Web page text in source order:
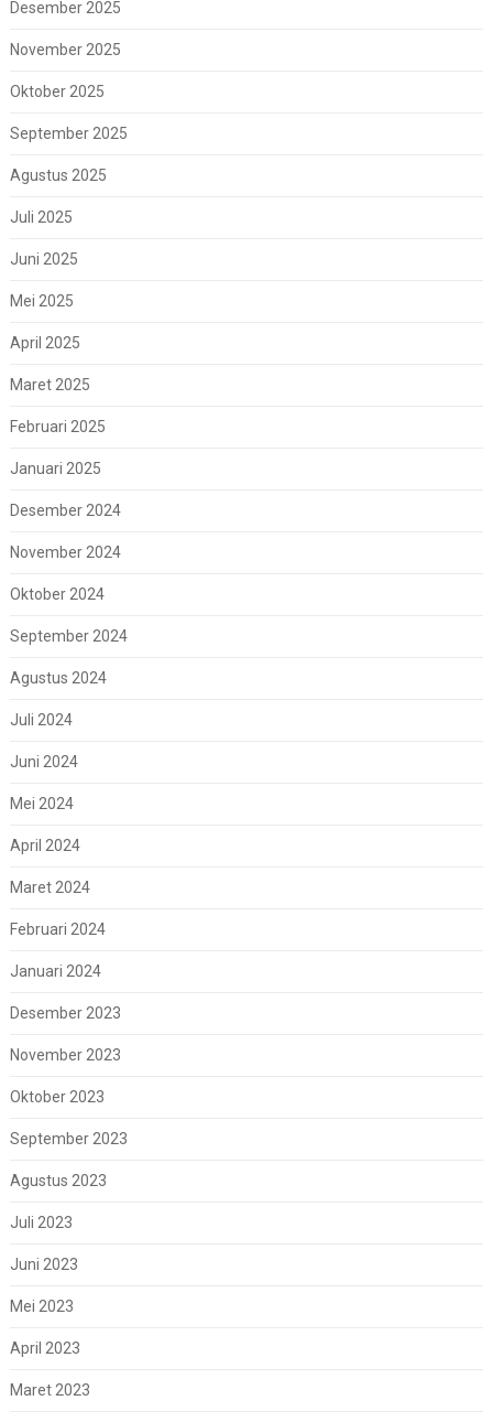
Desember 2025
November 2025
Oktober 2025
September 2025
Agustus 2025
Juli 2025
Juni 2025
Mei 2025
April 2025
Maret 2025
Februari 2025
Januari 2025
Desember 2024
November 2024
Oktober 2024
September 2024
Agustus 2024
Juli 2024
Juni 2024
Mei 2024
April 2024
Maret 2024
Februari 2024
Januari 2024
Desember 2023
November 2023
Oktober 2023
September 2023
Agustus 2023
Juli 2023
Juni 2023
Mei 2023
April 2023
Maret 2023